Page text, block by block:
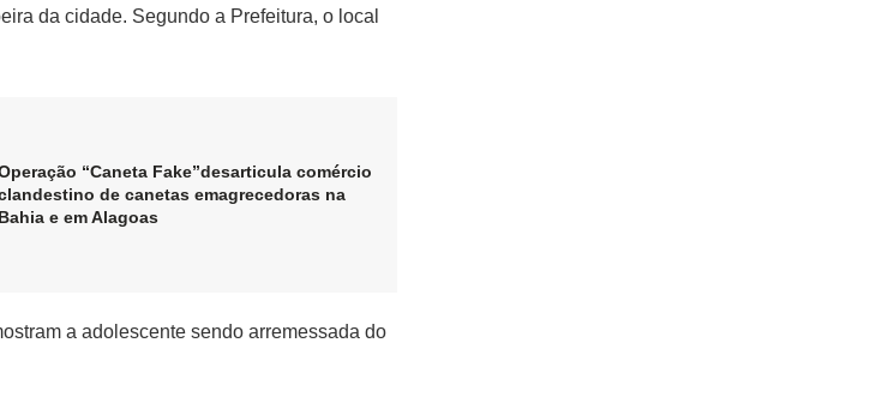
da cidade. Segundo a Prefeitura, o local
“Caneta Fake”desarticula comércio
de canetas emagrecedoras na
Bahia e em Alagoas
a adolescente sendo arremessada do